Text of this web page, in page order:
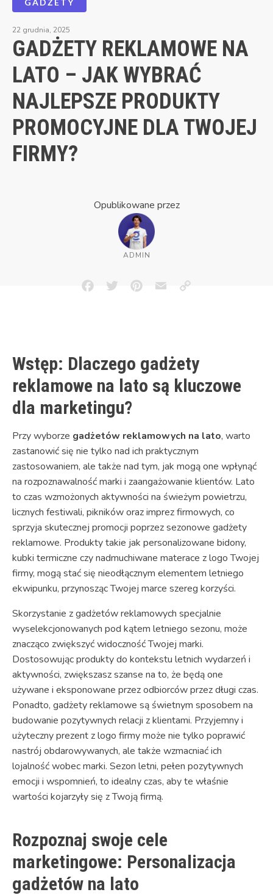
22 grudnia, 2025
GADŻETY REKLAMOWE NA
LATO – JAK WYBRAĆ
NAJLEPSZE PRODUKTY
PROMOCYJNE DLA TWOJEJ
FIRMY?
Opublikowane przez
ADMIN
FacebookTwitterPinterestEmailCopy
Wstęp: Dlaczego gadżety
reklamowe na lato są kluczowe
dla marketingu?
Przy wyborze gadżetów reklamowych na lato, warto
zastanowić się nie tylko nad ich praktycznym
zastosowaniem, ale także nad tym, jak mogą one wpłynąć
na rozpoznawalność marki i zaangażowanie klientów. Lato
to czas wzmożonych aktywności na świeżym powietrzu,
licznych festiwali, pikników oraz imprez firmowych, co
sprzyja skutecznej promocji poprzez sezonowe gadżety
reklamowe. Produkty takie jak personalizowane bidony,
kubki termiczne czy nadmuchiwane materace z logo Twojej
firmy, mogą stać się nieodłącznym elementem letniego
ekwipunku, przynosząc Twojej marce szereg korzyści.
Skorzystanie z gadżetów reklamowych specjalnie
wyselekcjonowanych pod kątem letniego sezonu, może
znacząco zwiększyć widoczność Twojej marki.
Dostosowując produkty do kontekstu letnich wydarzeń i
aktywności, zwiększasz szanse na to, że będą one
używane i eksponowane przez odbiorców przez długi czas.
Ponadto, gadżety reklamowe są świetnym sposobem na
budowanie pozytywnych relacji z klientami. Przyjemny i
użyteczny prezent z logo firmy może nie tylko poprawić
nastrój obdarowywanych, ale także wzmacniać ich
lojalność wobec marki. Sezon letni, pełen pozytywnych
emocji i wspomnień, to idealny czas, aby te właśnie
wartości kojarzyły się z Twoją firmą.
Rozpoznaj swoje cele
marketingowe: Personalizacja
gadżetów na lato